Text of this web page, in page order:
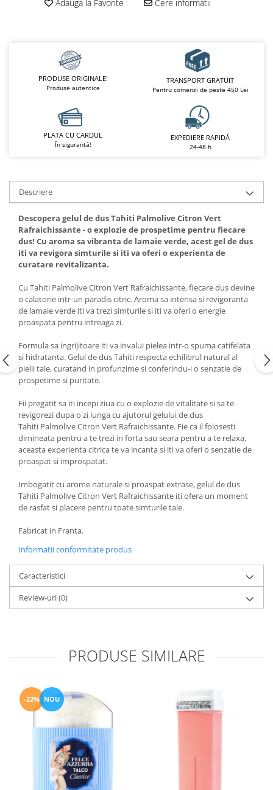
Adauga la Favorite Cere informatii
PRODUSE ORIGINALE!
Produse autentice
TRANSPORT GRATUIT
Pentru comenzi de peste 450 Lei
PLATA CU CARDUL
În siguranță!
EXPEDIERE RAPIDĂ
24-48 h
Descriere
Descopera gelul de dus Tahiti Palmolive Citron Vert
Rafraichissante - o explozie de prospetime pentru fiecare
dus! Cu aroma sa vibranta de lamaie verde, acest gel de dus
iti va revigora simturile si iti va oferi o experienta de
curatare revitalizanta.
Cu Tahiti Palmolive Citron Vert Rafraichissante, fiecare dus devine
o calatorie intr-un paradis citric. Aroma sa intensa si revigoranta
de lamaie verde iti va trezi simturile si iti va oferi o energie
proaspata pentru intreaga zi.
Formula sa ingrijitoare iti va invalui pielea intr-o spuma catifelata
si hidratanta. Gelul de dus Tahiti respecta echilibrul natural al
pielii tale, curatand in profunzime si conferindu-i o senzatie de
prospetime si puritate.
Fii pregatit sa iti incepi ziua cu o explozie de vitalitate si sa te
revigorezi dupa o zi lunga cu ajutorul gelului de dus
Tahiti Palmolive Citron Vert Rafraichissante. Fie ca il folosesti
dimineata pentru a te trezi in forta sau seara pentru a te relaxa,
aceasta experienta citrica te va incanta si iti va oferi o senzatie de
proaspat si improspatat.
Imbogatit cu arome naturale si proaspat extrase, gelul de dus
Tahiti Palmolive Citron Vert Rafraichissante iti ofera un moment
de rasfat si placere pentru toate simturile tale.
Fabricat in Franta.
Informatii conformitate produs
Caracteristici
Review-uri(0)
PRODUSE SIMILARE
-22% NOU